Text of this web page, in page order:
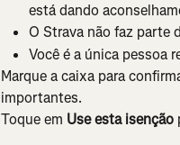
está dando
O Strava não faz parte
Você é a única pessoa
Marque a caixa para
importantes.
Toque em Use esta isenção